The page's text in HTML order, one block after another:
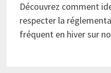
Découvrez comment
respecter la
fréquent en hiver sur